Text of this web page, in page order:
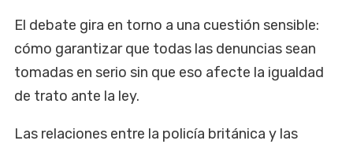
El debate gira en torno a una cuestión sensible:
cómo garantizar que todas las denuncias sean
tomadas en serio sin que eso afecte la igualdad
de trato ante la ley.
Las relaciones entre la policía británica y las